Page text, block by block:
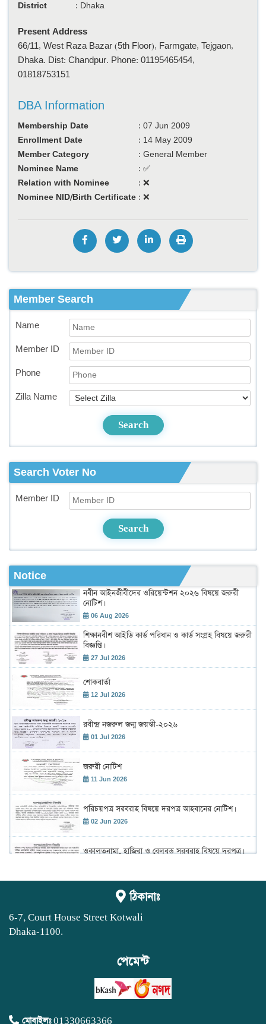
District
: Dhaka
Present Address
66/11, West Raza Bazar (5th Floor), Farmgate, Tejgaon,
Dhaka. Dist: Chandpur. Phone: 01195465454,
01818753151
DBA Information
Membership Date : 07 Jun 2009
Enrollment Date
: 14 May 2009
Member Category
: General Member
Nominee Name
: ✅
Relation with Nominee
: ❌
Nominee NID/Birth Certificate : ❌
Member Search
Name
Member ID
Phone
Zilla Name
Search
Search Voter No
Member ID
Search
Notice
নবীন আইনজীবীদের ওরিয়েন্টশন ২০২৬ বিষয়ে জরুরী
নোটিশ।
06 Aug 2026
শিক্ষানবীশ আইডি কার্ড পরিধান ও কার্ড সংগ্রহ বিষয়ে জরুরী
বিজ্ঞপ্তি।
27 Jul 2026
শোকবার্তা
12 Jul 2026
রবীন্দ্র নজরুল জন্ম জয়ন্তী-২০২৬
01 Jul 2026
জরুরী নোটিশ
11 Jun 2026
পরিচয়পত্র সরবরাহ বিষয়ে দরপত্র আহবানের নোটিশ।
02 Jun 2026
ওকালতনামা, হাজিরা ও বেলবন্ড সরবরাহ বিষয়ে দরপত্র।
শহীদ রাস্ট্রপতি জিয়াউর রহমান এর ৪৫তম শাহাদাৎ বার্ষিকী
উদ্ যাপন উপলক্ষে আলোচনা সভা ও দেয়া মাহফিল
বার্ষিক সাধারণ সভা
03 May 2026
নতুন সদস্য ভুক্তির ব্যাংকে টাকা জমার বিষয়ে নোটিশ।
ঠিকানাঃ
6-7, Court House Street Kotwali
Dhaka-1100.
পেমেন্ট
মোবাইলঃ01330663366